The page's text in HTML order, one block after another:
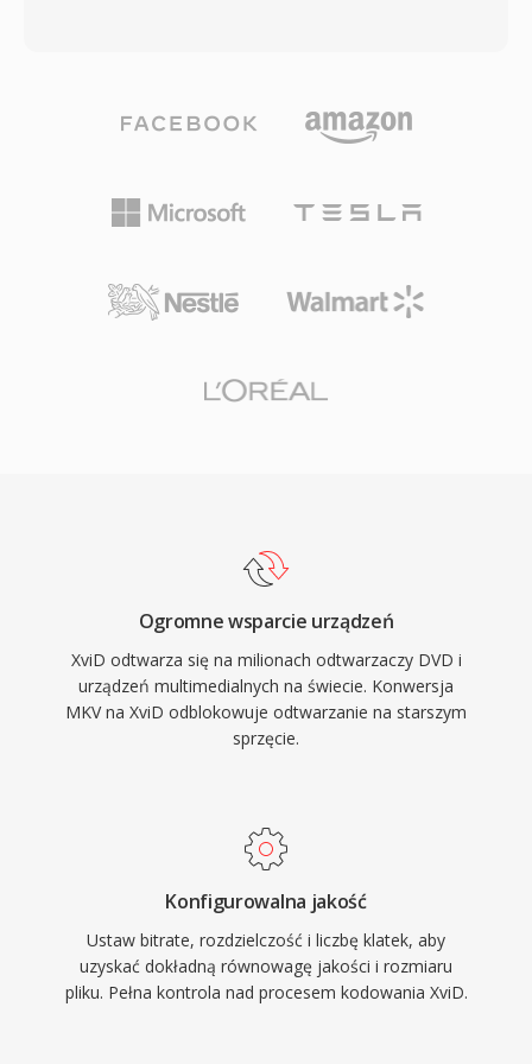
Otwarta specyfikacja zapewnia, ze kazdy
deweloper moze zaimplementowac odczyt i
szeroka adopcje w odtwarzaczach
strumieniowania i oprogramowaniu do
kodowania. Zdolnosc opakowania praktycznie
dobrze zorganizowanym pliku uczynic MKV
adopcje na poczatku i w polowie lat 2000. jako
kodeka DivX, oferujac porownywalna lub
czasem wyzsza jakosc kompresji bez
doskonale radzi sobie z kompresja
wizualnej, wykorzystujac techniki takie jak
Xvidem jest zwykle przechowywane w
opakowane w MKV, MP4 i inne formaty. Kodek
uzyskal certyfikat odtwarzania na wielu
samodzielnych odtwarzaczach DVD i
urzadzeniach multimedialnych obslugujacych
Wieloplatformowa dostepnosc obejmujaca
Windows, Linux, macOS i inne systemy
operacyjne, w polaczeniu z calkowicie
darmowa i otwartorodlowa natura, uczynic
Xvid kamieniem wegielnym spolecznosciowego
kodowania wideo. Choc H.264 i nowsze kodeki
Ogromne wsparcie urządzeń
XviD odtwarza się na milionach odtwarzaczy DVD i
urządzeń multimedialnych na świecie. Konwersja
MKV na XviD odblokowuje odtwarzanie na starszym
sprzęcie.
Konfigurowalna jakość
Ustaw bitrate, rozdzielczość i liczbę klatek, aby
uzyskać dokładną równowagę jakości i rozmiaru
pliku. Pełna kontrola nad procesem kodowania XviD.